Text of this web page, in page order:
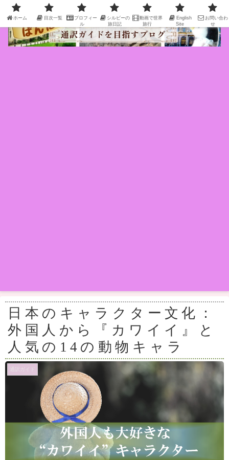
日本のキャラクター文化：
外国人から『カワイイ』と
人気の14の動物キャラ
通訳ガイド
ホーム 目次一覧
プロフィー
ル
シルビーの
旅日記
動画で世界
旅行
English
Site
お問い合わ
せ